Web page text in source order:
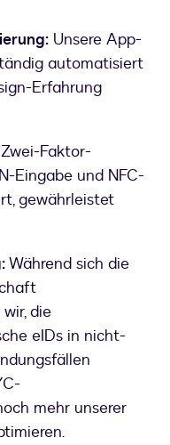
Unsere App-
automatisiert
Erfahrung
Faktor-
Eingabe und NFC-
gewährleistet
Während sich die
die
eIDs in nicht-
mehr unserer